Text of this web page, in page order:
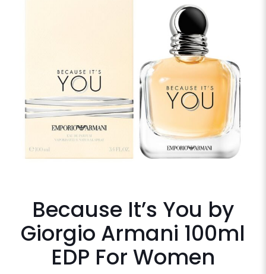
Because It’s You by
Giorgio Armani 100ml
EDP For Women